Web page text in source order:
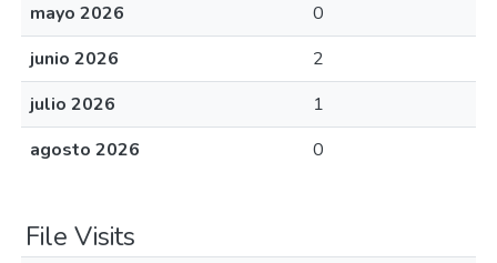
mayo 2026
0
junio 2026
2
julio 2026
1
agosto 2026
0
File Visits